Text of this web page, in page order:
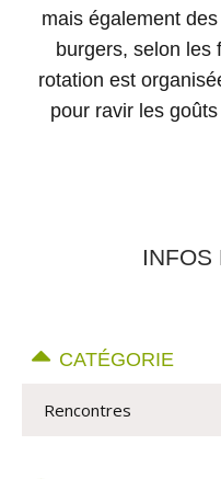
mais également
burgers, selon les
rotation est
pour ravir les
INFOS
CATÉGORIE
Rencontres